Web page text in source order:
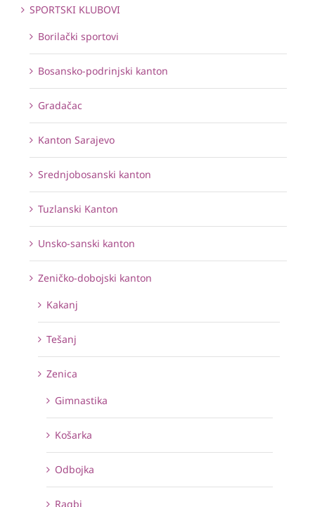
SPORTSKI KLUBOVI
Borilački sportovi
Bosansko-podrinjski kanton
Gradačac
Kanton Sarajevo
Srednjobosanski kanton
Tuzlanski Kanton
Unsko-sanski kanton
Zeničko-dobojski kanton
Kakanj
Tešanj
Zenica
Gimnastika
Košarka
Odbojka
Ragbi